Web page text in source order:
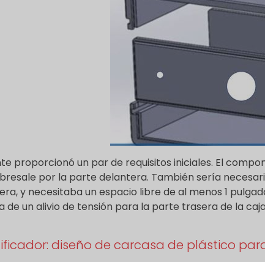
proporcionó un par de requisitos iniciales. El
por la parte delantera. También sería
y necesitaba un espacio libre de al menos 1
de un alivio de tensión para la parte trasera de la
diseño de carcasa de plástico